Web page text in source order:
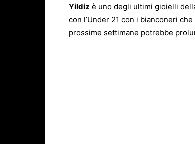
Yildiz è uno degli ultimi gioielli
con l’Under 21 con i bianconeri
prossime settimane potrebbe